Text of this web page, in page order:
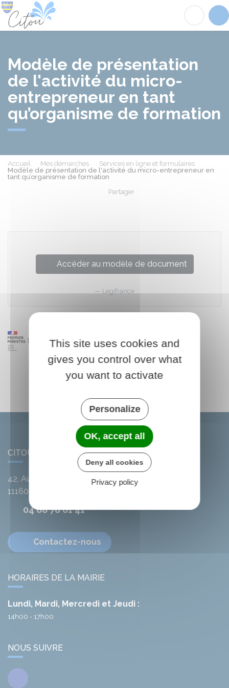
Modèle de présentation
de l'activité du micro-
entrepreneur en tant
qu’organisme de formation
Accueil Mes démarches
Services en ligne et formulaires
Modèle de présentation de l'activité du micro-entrepreneur en
tant qu’organisme de formation
Partager
Accéder au modèle de document
Legifrance
CITOU
42, Avenue de l'Argent-Double
11160
04 68 78 01 41
Contactez-nous
HORAIRES DE LA MAIRIE
Lundi, Mardi, Mercredi et Jeudi :
14h00 - 17h00
NOUS SUIVRE
Facebook
This site uses cookies and
gives you control over what
you want to activate
Personalize
OK, accept all
Deny all cookies
Privacy policy